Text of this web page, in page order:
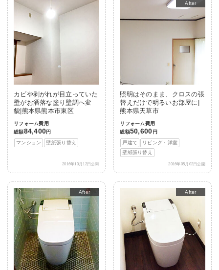
カビや剥がれが目立っていた
壁がお洒落な塗り壁調へ変
貌|熊本県熊本市東区
リフォーム費用
総額84,400円
マンション
壁紙張り替え
2016年10月12日公開
After
照明はそのまま、クロスの張
替えだけで明るいお部屋に|
熊本県天草市
リフォーム費用
総額50,600 円
戸建て
リビング・洋室
壁紙張り替え
2016年05月02日公開
After After